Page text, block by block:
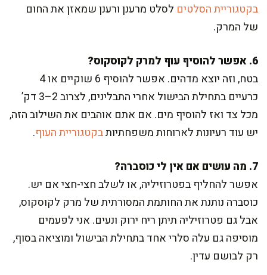
בקטגוריית הסלטים לסלט מרענן ורענן שמאזן את החום
של המרק.
6. אפשר להוסיף עוף למרק לקוסקוס?
בטח, וזה יוצא מדהים. אפשר להוסיף 6 שוקיים או 4
כרעיים בתחילת הבישול אחרי התבלינים, לצרוב 2–3 דק’
מכל צד ואז להוסיף מים. אם אתם אוהבים את השילוב הזה,
יש עוד רעיונות לארוחות משפחתיותבקטגוריית העוף.
7. מה עושים אם אין לי כוסברה?
אפשר להחליף בפטרוזיליה, או לשלב חצי-חצי אם יש.
כוסברה נותנת את החותמת המסורתית של מרק לקוסקוס,
אבל גם פטרוזיליה תיתן ריח ירוק ונעים. אני לפעמים
מוסיפה גם עלה סלרי אחד בתחילת הבישול ומוציאה בסוף,
רק לבושם עדין.